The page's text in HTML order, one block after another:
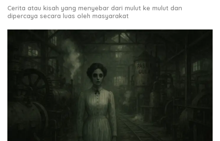
Cerita atau kisah yang menyebar dari mulut ke mulut dan
dipercaya secara luas oleh masyarakat